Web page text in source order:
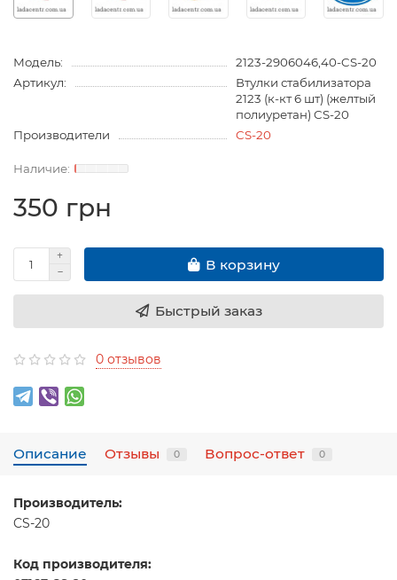
Модель:
2123-2906046,40-CS-20
Артикул:
Втулки стабилизатора
2123 (к-кт 6 шт) (желтый
полиуретан) CS-20
Производители
CS-20
350 грн
В корзину
Быстрый заказ
0 отзывов
Описание Отзывы 0 Вопрос-ответ 0
Производитель:
CS-20
Код производителя: